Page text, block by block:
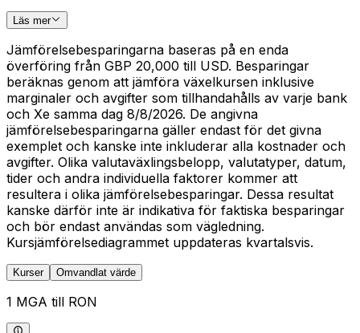
Läs mer
Jämförelsebesparingarna baseras på en enda
överföring från GBP 20,000 till USD. Besparingar
beräknas genom att jämföra växelkursen inklusive
marginaler och avgifter som tillhandahålls av varje bank
och Xe samma dag 8/8/2026. De angivna
jämförelsebesparingarna gäller endast för det givna
exemplet och kanske inte inkluderar alla kostnader och
avgifter. Olika valutaväxlingsbelopp, valutatyper, datum,
tider och andra individuella faktorer kommer att
resultera i olika jämförelsebesparingar. Dessa resultat
kanske därför inte är indikativa för faktiska besparingar
och bör endast användas som vägledning.
Kursjämförelsediagrammet uppdateras kvartalsvis.
Kurser Omvandlat värde
1 MGA till RON